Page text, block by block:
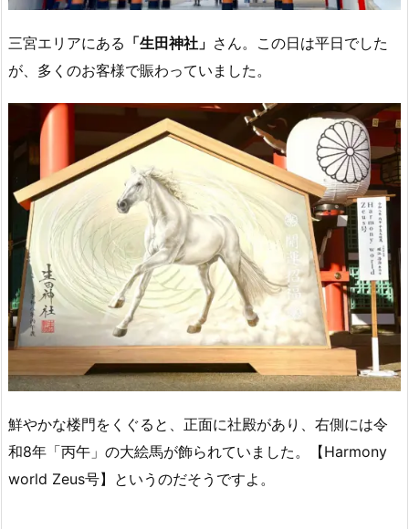
三宮エリアにある 「生田神社」 さん。この日は平日でした
が、多くのお客様で賑わっていました。
鮮やかな楼門をくぐると、正面に社殿があり、右側には令
和8年「丙午」の大絵馬が飾られていました。【Harmony
world Zeus号】というのだそうですよ。